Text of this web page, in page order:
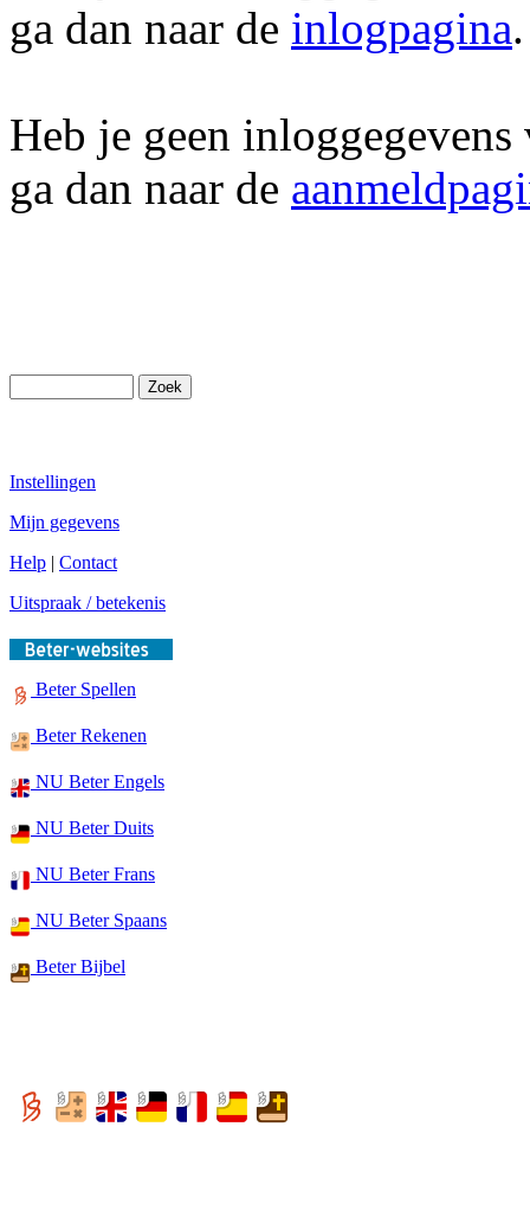
ga dan naar de inlogpagina.
Heb je geen
ga dan naar de
Instellingen
Mijn gegevens
Help | Contact
Uitspraak / betekenis
Beter Spellen
Beter Rekenen
NU Beter Engels
NU Beter Duits
NU Beter Frans
NU Beter Spaans
Beter Bijbel